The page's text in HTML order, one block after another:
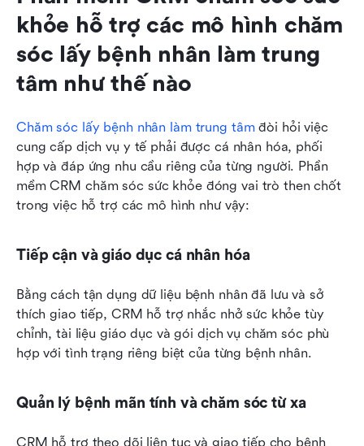
khỏe hỗ trợ các mô hình chăm
sóc lấy bệnh nhân làm trung
tâm như thế nào
Chăm sóc lấy bệnh nhân làm trung tâm đòi hỏi việc
cung cấp dịch vụ y tế phải được cá nhân hóa, phối
hợp và đáp ứng nhu cầu riêng của từng người. Phần
mềm CRM chăm sóc sức khỏe đóng vai trò then chốt
trong việc hỗ trợ các mô hình như vậy:
Tiếp cận và giáo dục cá nhân hóa
Bằng cách tận dụng dữ liệu bệnh nhân đã lưu và sở
thích giao tiếp, CRM hỗ trợ nhắc nhở sức khỏe tùy
chỉnh, tài liệu giáo dục và gói dịch vụ chăm sóc phù
hợp với tình trạng riêng biệt của từng bệnh nhân.
Quản lý bệnh mãn tính và chăm sóc từ xa
CRM hỗ trợ theo dõi liên tục và giao tiếp cho bệnh